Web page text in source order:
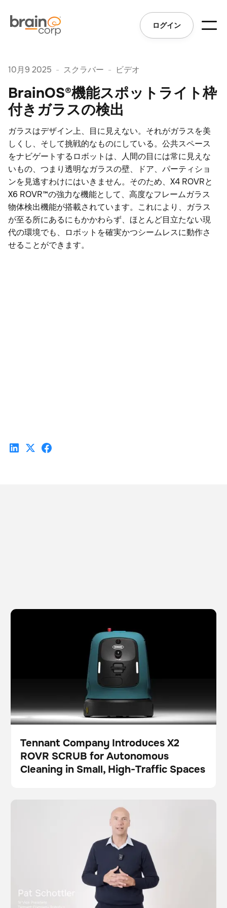
ログイン
10月9 2025 - スクラバー - ビデオ
BrainOS®機能スポットライト枠
付きガラスの検出
ガラスはデザイン上、目に見えない。それがガラスを美
しくし、そして挑戦的なものにしている。公共スペース
をナビゲートするロボットは、人間の目には常に見えな
いもの、つまり透明なガラスの壁、ドア、パーティショ
ンを見逃すわけにはいきません。そのため、X4 ROVRと
X6 ROVR™の強力な機能として、高度なフレームガラス
物体検出機能が搭載されています。これにより、ガラス
が至る所にあるにもかかわらず、ほとんど目立たない現
代の環境でも、ロボットを確実かつシームレスに動作さ
せることができます。
Tennant Company Introduces X2 ROVR SCRUB for
Autonomous Cleaning in Small, High-Traffic Spaces
スクラバー
フロアケア
プレス
Tennant Company Introduces X2
ROVR SCRUB for Autonomous
Cleaning in Small, High-Traffic Spaces
Brain Corp and Tennant Company: Strengthening the
Future of Robotic Floor Care
これはdivブロック内のテキストである。
これはdivブロック内のテキストである。